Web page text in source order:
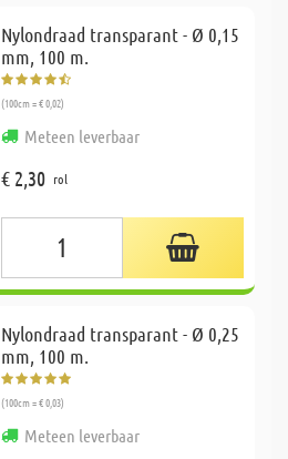
Nylondraad transparant - Ø 0,15
mm, 100 m.
(100cm = € 0,02)
Meteen leverbaar
€ 2,30 rol
Nylondraad transparant - Ø 0,25
mm, 100 m.
(100cm = € 0,03)
Meteen leverbaar